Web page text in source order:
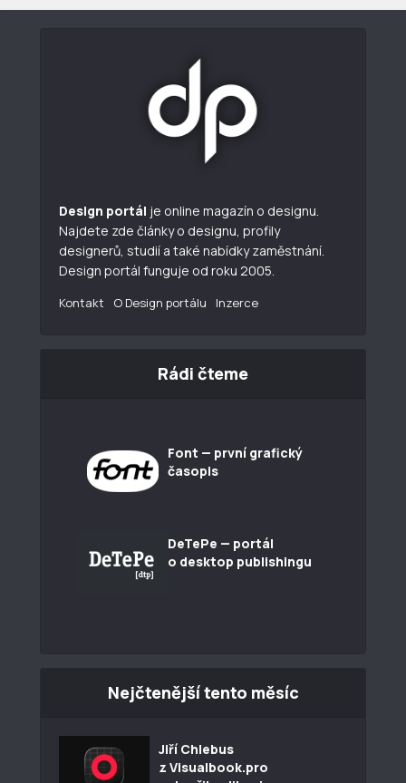
Design portál je online magazín o designu.
Najdete zde články o designu, profily
designerů, studií a také nabídky zaměstnání.
Design portál funguje od roku 2005.
Kontakt O Design portálu Inzerce
Rádi čteme
Font — první grafický
časopis
DeTePe — portál
o desktop publishingu
Nejčtenější tento měsíc
Jiří Chlebus
z Visualbook.pro